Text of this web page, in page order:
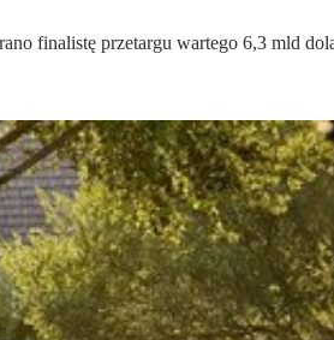
finalistę przetargu wartego 6,3 mld